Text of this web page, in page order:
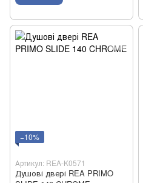
−10%
Артикул: REA-K0571
Душові двері REA PRIMO